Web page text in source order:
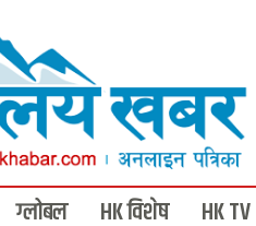
ग्लोबल HK विशेष HK TV